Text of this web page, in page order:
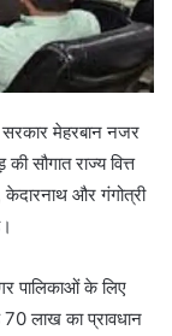
मेहरबान नजर
सौगात राज्य वित्त
केदारनाथ और गंगोत्री
पालिकाओं के लिए
लाख का प्रावधान